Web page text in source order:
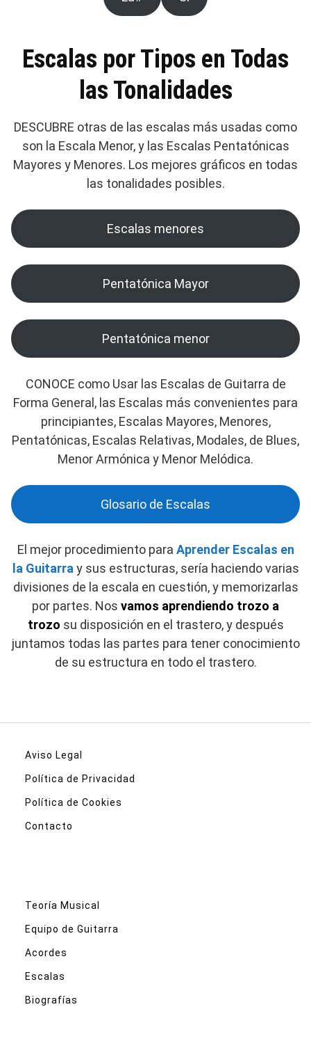
Escalas por Tipos en Todas
las Tonalidades
DESCUBRE otras de las escalas más usadas como
son la Escala Menor, y las Escalas Pentatónicas
Mayores y Menores. Los mejores gráficos en todas
las tonalidades posibles.
Escalas menores
Pentatónica Mayor
Pentatónica menor
CONOCE como Usar las Escalas de Guitarra de
Forma General, las Escalas más convenientes para
principiantes, Escalas Mayores, Menores,
Pentatónicas, Escalas Relativas, Modales, de Blues,
Menor Armónica y Menor Melódica.
Glosario de Escalas
El mejor procedimiento para Aprender Escalas en
la Guitarra y sus estructuras, sería haciendo varias
divisiones de la escala en cuestión, y memorizarlas
por partes. Nos vamos aprendiendo trozo a
trozo su disposición en el trastero, y después
juntamos todas las partes para tener conocimiento
de su estructura en todo el trastero.
Aviso Legal
Política de Privacidad
Política de Cookies
Contacto
Teoría Musical
Equipo de Guitarra
Acordes
Escalas
Biografías